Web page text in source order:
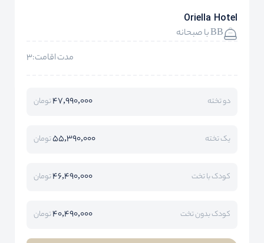
Oriella Hotel
BB با صبحانه
مدت اقامت:3
دو تخته 47,990,000تومان
یک تخته 55,390,000تومان
کودک با تخت 46,490,000تومان
کودک بدون تخت 40,490,000تومان